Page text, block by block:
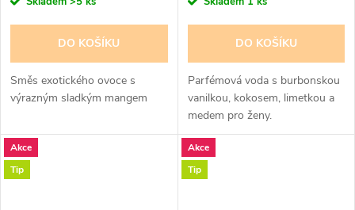
DO KOŠÍKU
Směs exotického ovoce s
výrazným sladkým mangem
DO KOŠÍKU
Parfémová voda s burbonskou
vanilkou, kokosem, limetkou a
medem pro ženy.
Akce
Tip
Akce
Tip